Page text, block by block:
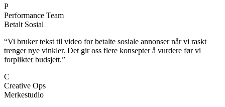
P
Performance Team
Betalt Sosial
“Vi bruker tekst til video for betalte sosiale annonser når vi raskt
trenger nye vinkler. Det gir oss flere konsepter å vurdere før vi
forplikter budsjett.”
C
Creative Ops
Merkestudio